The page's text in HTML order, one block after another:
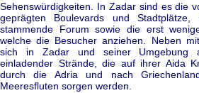
Sehenswürdigkeiten. In Zadar sind es die
geprägten Boulevards und
stammende Forum sowie die erst
welche die Besucher anziehen. Neben
sich in Zadar und seiner Umgebung
einladender Strände, die auf ihrer Aida
durch die Adria und nach
Meeresfluten sorgen werden.